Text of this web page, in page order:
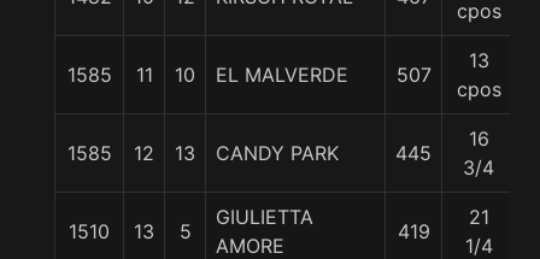
cpos
1585 11 10 EL MALVERDE 507
13
cpos
1585 12 13 CANDY PARK 445
16
3/4
1510 13 5
GIULIETTA
AMORE
419
21
1/4